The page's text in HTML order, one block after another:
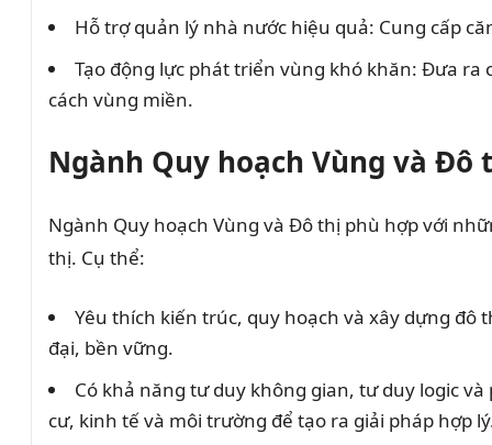
Hỗ trợ quản lý nhà nước hiệu quả: Cung cấp
Tạo động lực phát triển vùng khó khăn: Đưa
cách vùng miền.
Ngành Quy hoạch Vùng và
Ngành Quy hoạch Vùng và Đô thị phù hợp với
thị. Cụ thể:
Yêu thích kiến trúc, quy hoạch và xây dựng
đại, bền vững.
Có khả năng tư duy không gian, tư duy logic
cư, kinh tế và môi trường để tạo ra giải pháp hợp